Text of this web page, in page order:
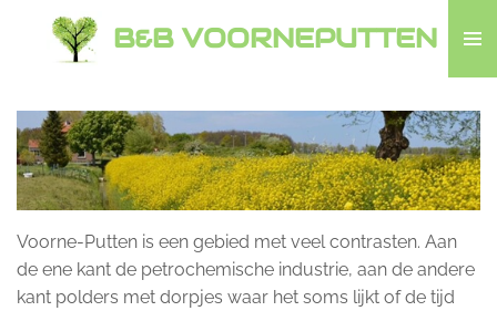
de
hoofdinhoud
B&B VOORNEPUTTEN
Voorne-Putten is een gebied met veel contrasten. Aan
de ene kant de petrochemische industrie, aan de andere
kant polders met dorpjes waar het soms lijkt of de tijd